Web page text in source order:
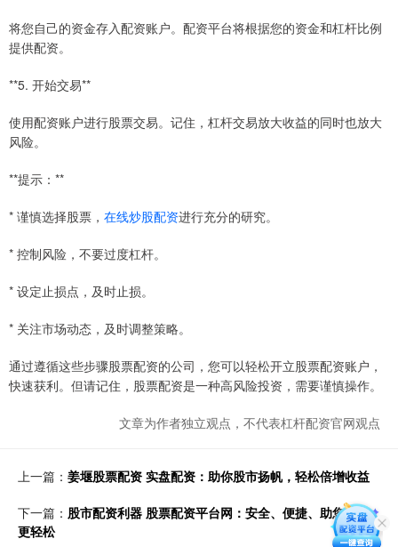
将您自己的资金存入配资账户。配资平台将根据您的资金和杠杆比例
提供配资。
**5. 开始交易**
使用配资账户进行股票交易。记住，杠杆交易放大收益的同时也放大
风险。
**提示：**
* 谨慎选择股票， 在线炒股配资进行充分的研究。
* 控制风险，不要过度杠杆。
* 设定止损点，及时止损。
* 关注市场动态，及时调整策略。
通过遵循这些步骤股票配资的公司，您可以轻松开立股票配资账户，
快速获利。但请记住，股票配资是一种高风险投资，需要谨慎操作。
文章为作者独立观点，不代表杠杆配资官网观点
上一篇： 姜堰股票配资 实盘配资：助你股市扬帆，轻松倍增收益
下一篇： 股市配资利器 股票配资平台网：安全、便捷、助您投资
更轻松